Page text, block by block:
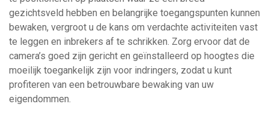
gezichtsveld hebben en belangrijke toegangspunten kunnen
bewaken, vergroot u de kans om verdachte activiteiten vast
te leggen en inbrekers af te schrikken. Zorg ervoor dat de
camera’s goed zijn gericht en geïnstalleerd op hoogtes die
moeilijk toegankelijk zijn voor indringers, zodat u kunt
profiteren van een betrouwbare bewaking van uw
eigendommen.